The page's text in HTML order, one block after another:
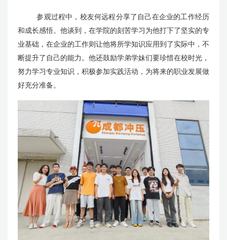
参观过程中，校友何远程分享了自己在企业的工作经历
和成长感悟。他谈到，在学院的刻苦学习为他打下了坚实的专
业基础，在企业的工作则让他将所学知识应用到了实际中，不
断提升了自己的能力。他还鼓励学弟学妹们要珍惜在校时光，
努力学习专业知识，积极参加实践活动，为将来的职业发展做
好充分准备。